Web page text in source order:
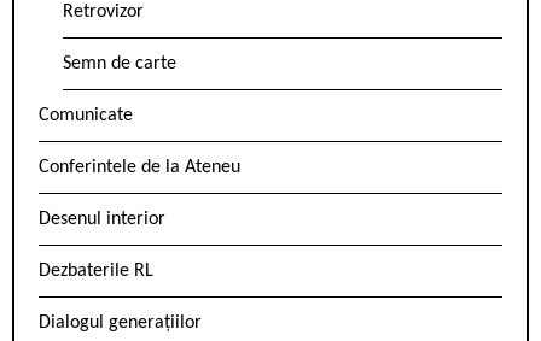
Retrovizor
Semn de carte
Comunicate
Conferintele de la Ateneu
Desenul interior
Dezbaterile RL
Dialogul generațiilor